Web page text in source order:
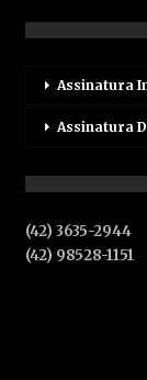
Assinatura
Assinatura
(42) 3635-2944
(42) 98528-1151